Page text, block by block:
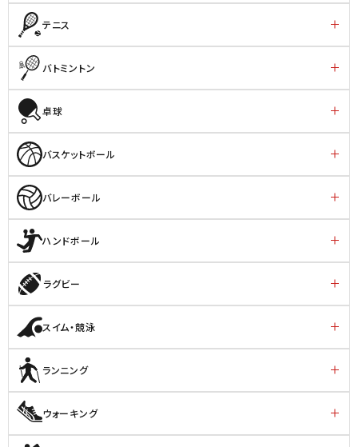
テニス
バトミントン
卓球
バスケットボール
バレーボール
ハンドボール
ラグビー
スイム・競泳
ランニング
ウォーキング